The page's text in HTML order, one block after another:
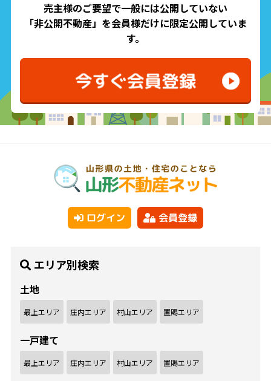
売主様のご要望で一般には公開していない
「非公開不動産」を会員様だけに限定公開していま
す。
ログイン 会員登録
エリア別検索
土地
最上エリア 庄内エリア 村山エリア 置賜エリア
一戸建て
最上エリア 庄内エリア 村山エリア 置賜エリア